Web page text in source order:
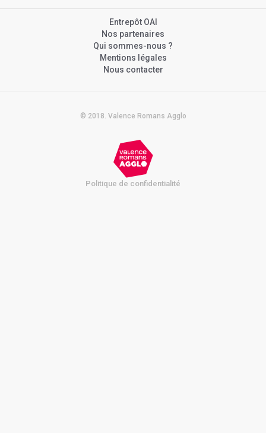
Entrepôt OAI
Nos partenaires
Qui sommes-nous ?
Mentions légales
Nous contacter
© 2018. Valence Romans Agglo
Politique de confidentialité